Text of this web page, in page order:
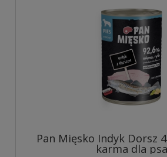
Pan Mięsko Indyk Dorsz
karma dla psa